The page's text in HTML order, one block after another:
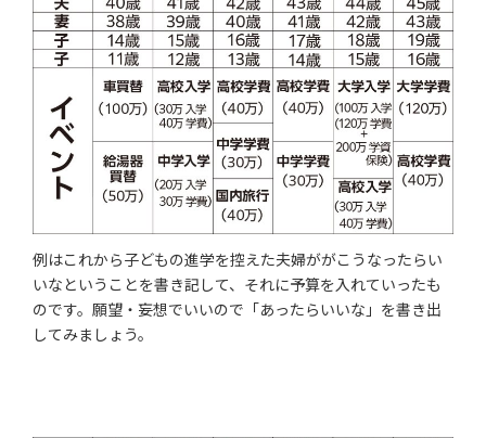
例はこれから子どもの進学を控えた夫婦ががこうなったらい
いなということを書き記して、それに予算を入れていったも
のです。願望・妄想でいいので「あったらいいな」を書き出
してみましょう。